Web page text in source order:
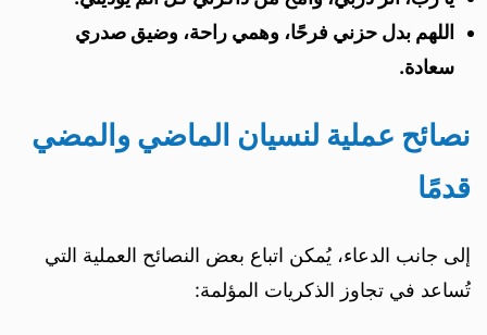
اللهم بدل حزني فرحًا، وهمي راحة، وضيق صدري
سعادة.
نصائح عملية لنسيان الماضي والمضي
قدمًا
إلى جانب الدعاء، يُمكن اتباع بعض النصائح العملية التي
تُساعد في تجاوز الذكريات المؤلمة: